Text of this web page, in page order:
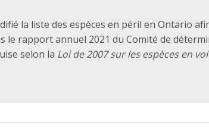
la liste des espèces en péril en Ontario
le rapport annuel 2021 du Comité de
selon la Loi de 2007 sur les espèces en